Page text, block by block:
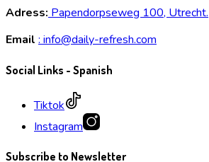
Adress:Papendorpseweg 100, Utrecht.
Email :info@daily-refresh.com
Social Links - Spanish
Tiktok
Instagram
Subscribe to Newsletter